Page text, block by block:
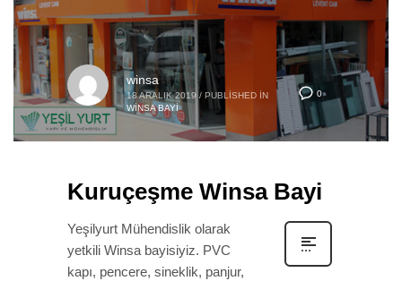
0
winsa
18 ARALIK 2019 / PUBLISHED IN
WINSA BAYI
Kuruçeşme Winsa Bayi
Yeşilyurt Mühendislik olarak
yetkili Winsa bayisiyiz. PVC
kapı, pencere, sineklik, panjur,